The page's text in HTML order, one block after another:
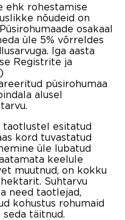
ehk rohestamise
nõudeid on
osakaal
üle 5% võrreldes
Iga aasta
Registrite ja
püsirohumaa
alusel
taotlustel esitatud
kord tuvastatud
üle lubatud
keelule
muutnud, on kokku
Suhtarvu
need taotlejad,
kohustus rohumaid
seda täitnud.